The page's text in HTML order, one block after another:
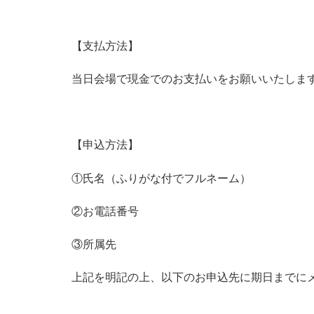
【支払方法】
当日会場で現金でのお支払いをお願いいたしま
【申込方法】
①氏名（ふりがな付でフルネーム）
②お電話番号
③所属先
上記を明記の上、以下のお申込先に期日までに